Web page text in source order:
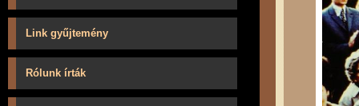
Link gyűjtemény
Rólunk írták